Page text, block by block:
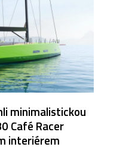
minimalistickou
Café Racer
interiérem